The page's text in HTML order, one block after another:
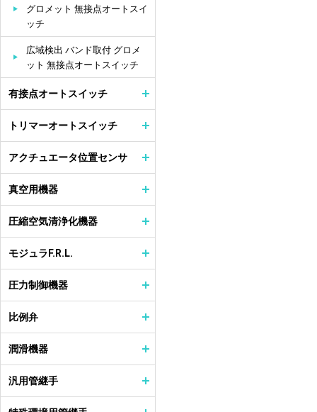
グロメット 無接点オートスイ
ッチ
広域検出 バンド取付 グロメ
ット 無接点オートスイッチ
有接点オートスイッチ
トリマーオートスイッチ
アクチュエータ位置センサ
真空用機器
圧縮空気清浄化機器
モジュラF.R.L.
圧力制御機器
比例弁
潤滑機器
汎用管継手